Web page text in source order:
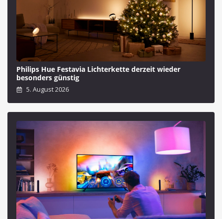
Philips Hue Festavia Lichterkette derzeit wieder
besonders günstig
5. August 2026